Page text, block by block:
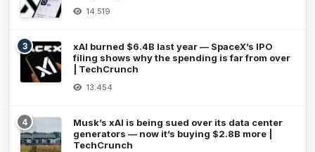
14.519
3
xAI burned $6.4B last year — SpaceX’s IPO
filing shows why the spending is far from over
| TechCrunch
13.454
4
Musk’s xAI is being sued over its data center
generators — now it’s buying $2.8B more |
TechCrunch